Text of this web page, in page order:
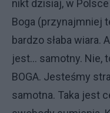
nikt dzisiaj, w
Boga (przynajmniej
bardzo słaba wiara.
jest... samotny. Nie,
BOGA. Jesteśmy
samotna. Taka jest